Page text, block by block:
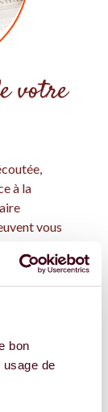
bon
de
votre
à la
vous
bonnes
pour
près de
leurs